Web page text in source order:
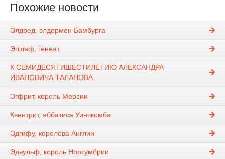
Похожие новости
Элдред, элдормен Бамбурга
Эгглаф, генеат
К СЕМИДЕСЯТИШЕСТИЛЕТИЮ АЛЕКСАНДРА
ИВАНОВИЧА ТАЛАНОВА
Эгфрит, король Мерсии
Квентрит, аббатиса Уинчкомба
Эдгифу, королева Англии
Эдвульф, король Нортумбрии